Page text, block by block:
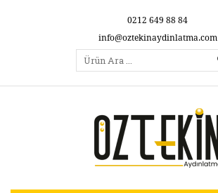
0212 649 88 84
info@oztekinaydinlatma.com